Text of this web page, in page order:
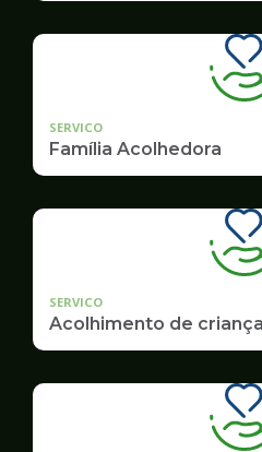
SERVICO
Família Acolhedora
SERVICO
Acolhimento de